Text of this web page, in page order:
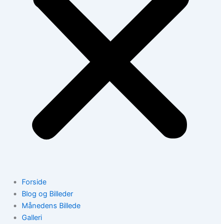
Forside
Blog og Billeder
Månedens Billede
Galleri